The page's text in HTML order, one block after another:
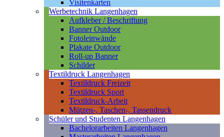
Visitenkarten
Werbetechnik Langenhagen
Aufkleber / Beschriftung
Banner Outdoor
Fotoleinwände
Plakate Outdoor
Roll-up Banner
Schilder
Textildruck Langenhagen
Textildruck Freizeit
Textildruck Sport
Textildruck-Arbeit
Mützen-, Taschen-, Tassendruck
Schüler und Studenten Langenhagen
Bachelorarbeiten Langenhagen